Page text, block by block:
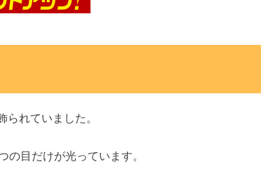
れていました。
目だけが光っています。